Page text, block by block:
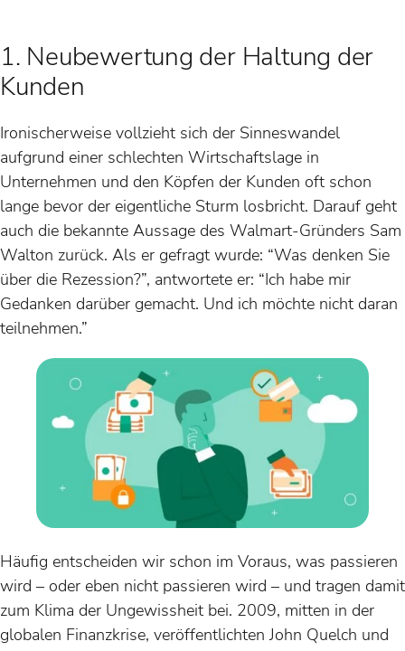
1. Neubewertung der Haltung der
Kunden
Ironischerweise vollzieht sich der Sinneswandel
aufgrund einer schlechten Wirtschaftslage in
Unternehmen und den Köpfen der Kunden oft schon
lange bevor der eigentliche Sturm losbricht. Darauf geht
auch die bekannte Aussage des Walmart-Gründers Sam
Walton zurück. Als er gefragt wurde: “Was denken Sie
über die Rezession?”, antwortete er: “Ich habe mir
Gedanken darüber gemacht. Und ich möchte nicht daran
teilnehmen.”
Häufig entscheiden wir schon im Voraus, was passieren
wird – oder eben nicht passieren wird – und tragen damit
zum Klima der Ungewissheit bei. 2009, mitten in der
globalen Finanzkrise, veröffentlichten John Quelch und